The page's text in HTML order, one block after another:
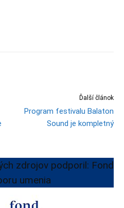
Ďalší článok
Program festivalu Balaton
Sound je kompletný
zdrojov podporil: Fond
umenia